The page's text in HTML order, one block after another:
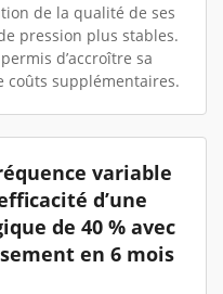
de la qualité de ses
pression plus stables.
d’accroître sa
coûts supplémentaires.
variable
d’une
de 40 % avec
en 6 mois